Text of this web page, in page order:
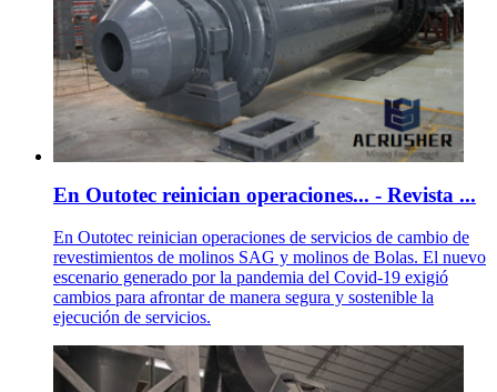
En Outotec reinician operaciones... - Revista ...
En Outotec reinician operaciones de servicios de cambio de
revestimientos de molinos SAG y molinos de Bolas. El nuevo
escenario generado por la pandemia del Covid-19 exigió
cambios para afrontar de manera segura y sostenible la
ejecución de servicios.